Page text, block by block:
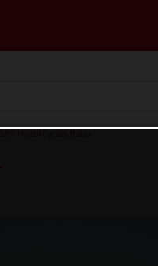
Motorcycles Italia